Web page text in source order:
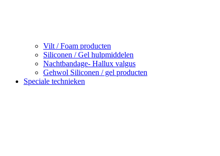
Vilt / Foam producten
Siliconen / Gel hulpmiddelen
Nachtbandage- Hallux valgus
Gehwol Siliconen / gel producten
Speciale technieken